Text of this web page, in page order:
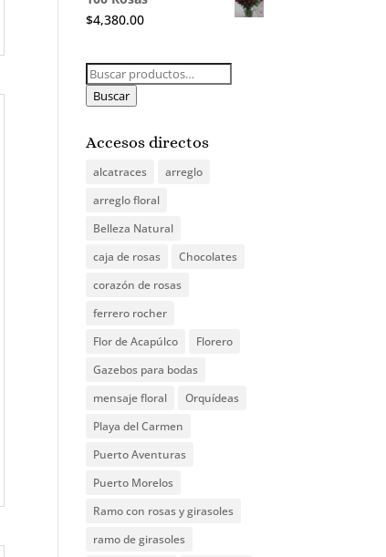
$4,380.00
Buscar
por:
Buscar
Accesos directos
alcatraces
arreglo
arreglo floral
Belleza Natural
caja de rosas
Chocolates
corazón de rosas
ferrero rocher
Flor de Acapúlco
Florero
Gazebos para bodas
mensaje floral
Orquídeas
Playa del Carmen
Puerto Aventuras
Puerto Morelos
Ramo con rosas y girasoles
ramo de girasoles